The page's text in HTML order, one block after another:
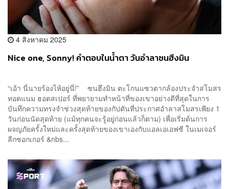
4 สิงหาคม 2025
Nice one, Sonny! คำตอบในน้ำตา วันอำลาซนฮึงมิน
“เอ้า นี่นายร้องไห้อยู่นี่!” ซนฮึงมิน ตะโกนแซวตากล้องประจำสโมสร
ทอตแนม ฮอตสเปอร์ ที่พยายามทำหน้าที่ของเขาอย่างดีที่สุดในการ
บันทึกความทรงจำช่วงสุดท้ายของกัปตันที่ประกาศอำลาสโมสรเพียง 1
วันก่อนนัดสุดท้าย (แม้ทุกคนจะรู้อยู่ก่อนแล้วก็ตาม) เพื่อเริ่มต้นการ
ผจญภัยครั้งใหม่และครั้งสุดท้ายของเขาเองกับแอลเอเอฟซี ในเมเจอร์
ลีกซอกเกอร์ &nbs...